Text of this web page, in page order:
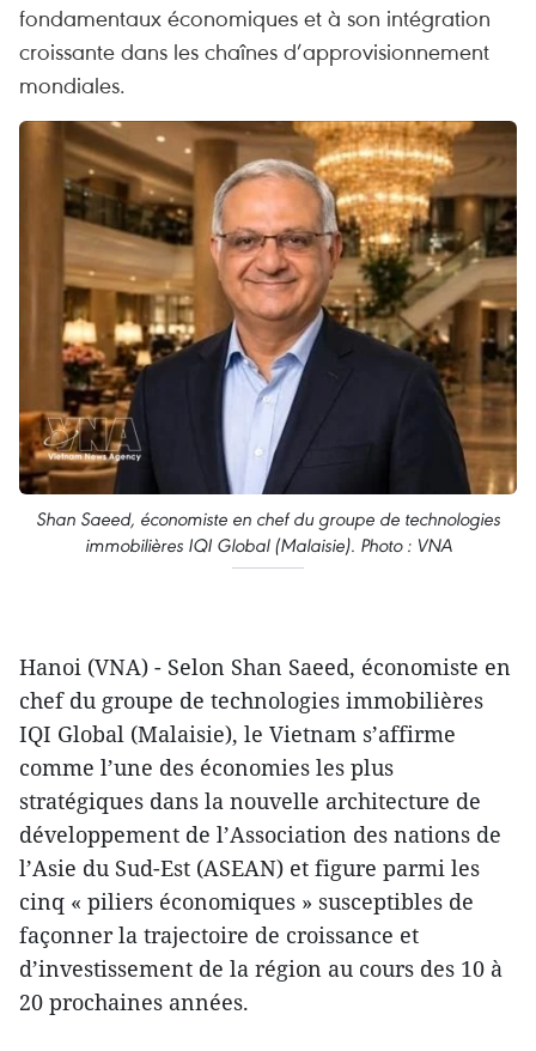
fondamentaux économiques et à son intégration
croissante dans les chaînes d’approvisionnement
mondiales.
Shan Saeed, économiste en chef du groupe de technologies
immobilières IQI Global (Malaisie). Photo : VNA
Hanoi (VNA) - Selon Shan Saeed, économiste en
chef du groupe de technologies immobilières
IQI Global (Malaisie), le Vietnam s’affirme
comme l’une des économies les plus
stratégiques dans la nouvelle architecture de
développement de l’Association des nations de
l’Asie du Sud-Est (ASEAN) et figure parmi les
cinq « piliers économiques » susceptibles de
façonner la trajectoire de croissance et
d’investissement de la région au cours des 10 à
20 prochaines années.